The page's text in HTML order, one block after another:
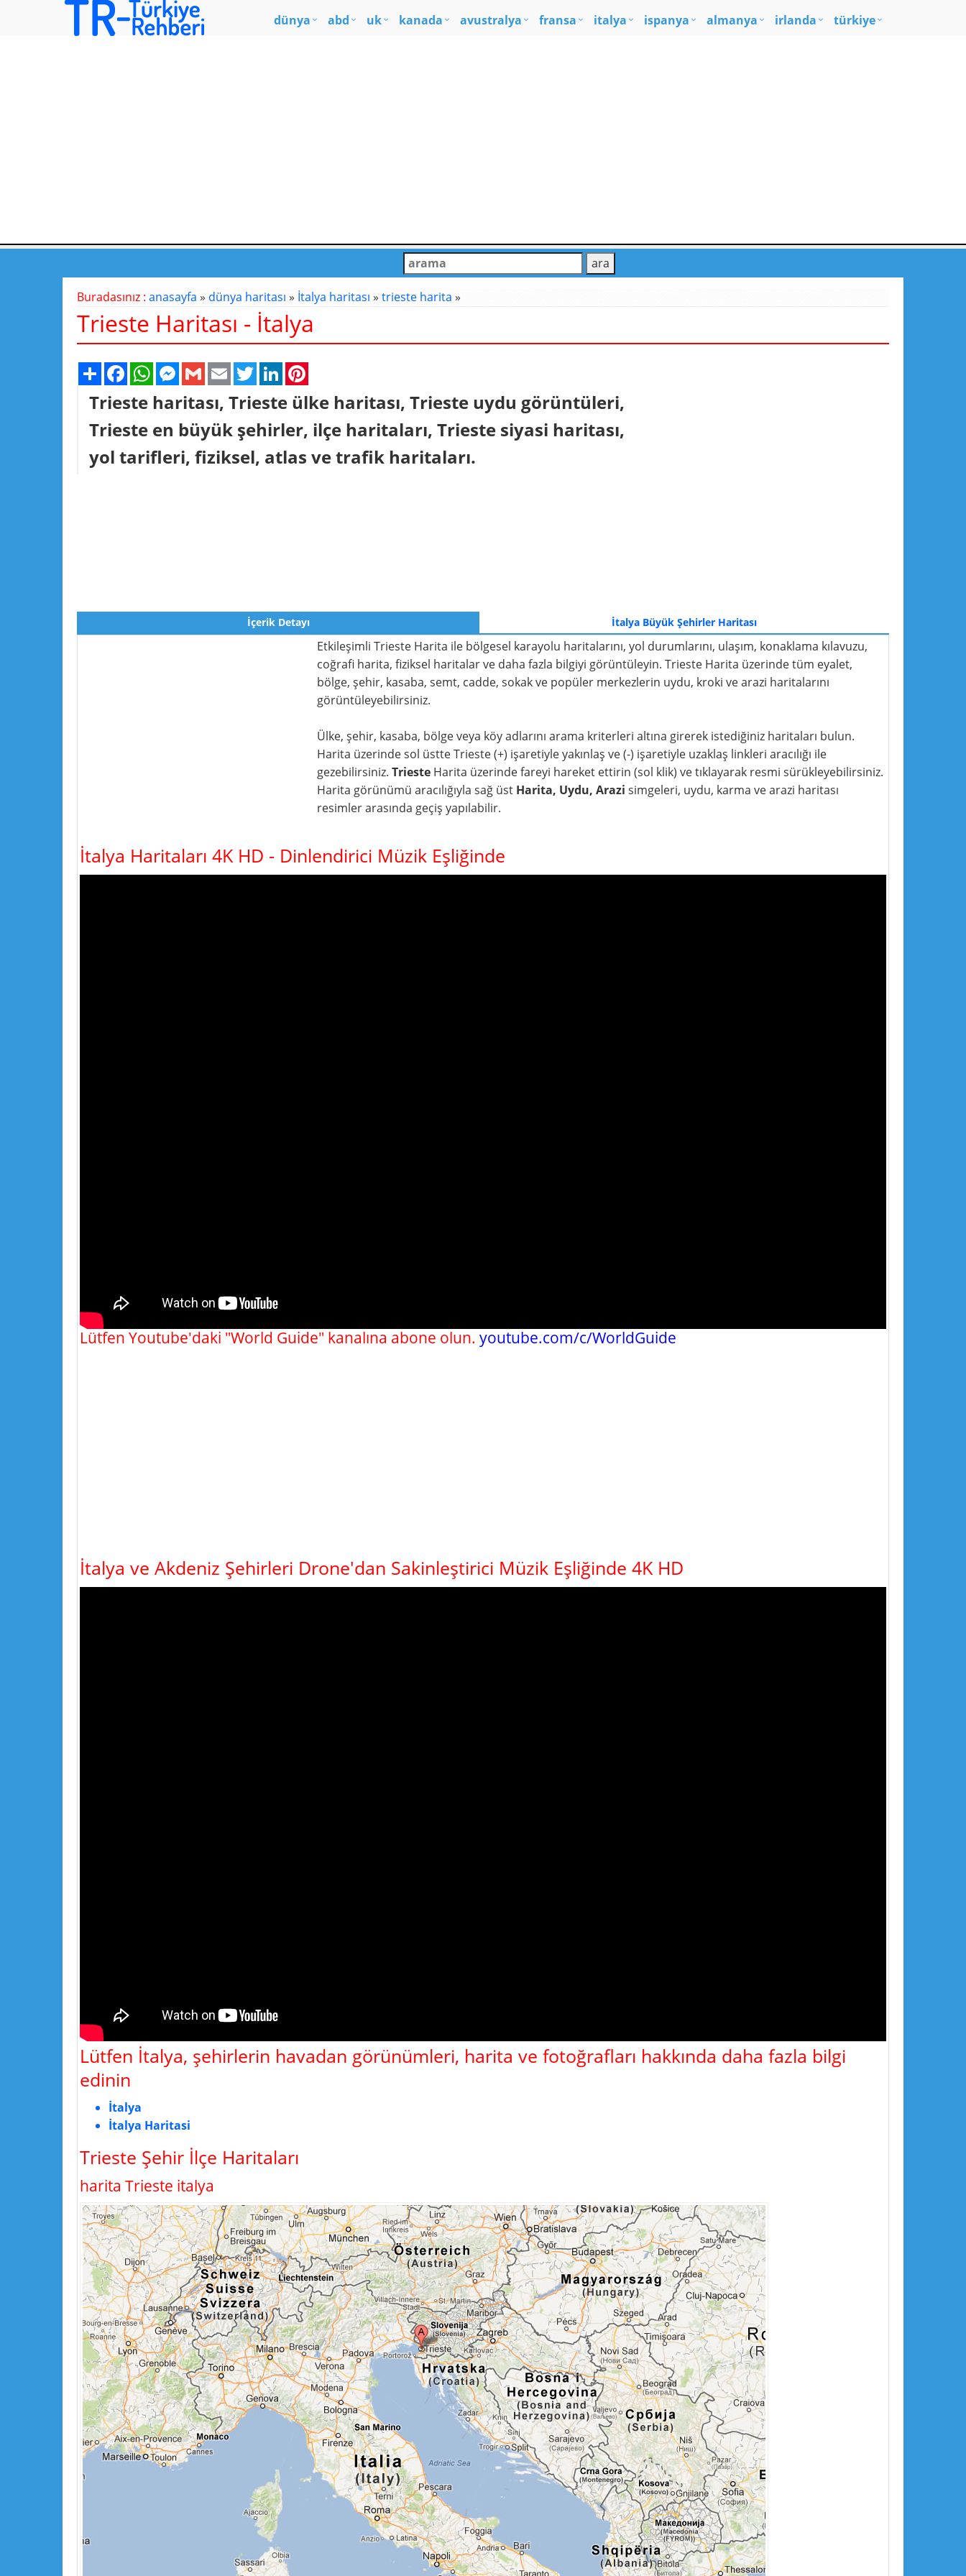
dünya abd uk kanada avustralya fransa italya ispanya almanya irlanda türkiye
Buradasınız : anasayfa » dünya haritası » İtalya haritası » trieste harita »
Trieste Haritası - İtalya
Share FacebookWhatsAppMessenger
Gmail Email TwitterLinkedIn
Trieste haritası, Trieste ülke haritası, Trieste uydu görüntüleri,
Trieste en büyük şehirler, ilçe haritaları, Trieste siyasi haritası,
yol tarifleri, fiziksel, atlas ve trafik haritaları.
İçerik Detayı İtalya Büyük Şehirler Haritası
Etkileşimli Trieste Harita ile bölgesel karayolu haritalarını, yol durumlarını, ulaşım, konaklama kılavuzu,
coğrafi harita, fiziksel haritalar ve daha fazla bilgiyi görüntüleyin. Trieste Harita üzerinde tüm eyalet,
bölge, şehir, kasaba, semt, cadde, sokak ve popüler merkezlerin uydu, kroki ve arazi haritalarını
görüntüleyebilirsiniz.
Ülke, şehir, kasaba, bölge veya köy adlarını arama kriterleri altına girerek istediğiniz haritaları bulun.
Harita üzerinde sol üstte Trieste (+) işaretiyle yakınlaş ve (-) işaretiyle uzaklaş linkleri aracılığı ile
gezebilirsiniz. Trieste Harita üzerinde fareyi hareket ettirin (sol klik) ve tıklayarak resmi sürükleyebilirsiniz.
Harita görünümü aracılığıyla sağ üst Harita, Uydu, Arazi simgeleri, uydu, karma ve arazi haritası
resimler arasında geçiş yapılabilir.
İtalya Haritaları 4K HD - Dinlendirici Müzik Eşliğinde
Lütfen Youtube'daki "World Guide" kanalına abone olun. youtube.com/c/WorldGuide
İtalya ve Akdeniz Şehirleri Drone'dan Sakinleştirici Müzik Eşliğinde 4K HD
Lütfen İtalya, şehirlerin havadan görünümleri, harita ve fotoğrafları hakkında daha fazla bilgi
edinin
İtalya
İtalya Haritasi
Trieste Şehir İlçe Haritaları
harita Trieste italya